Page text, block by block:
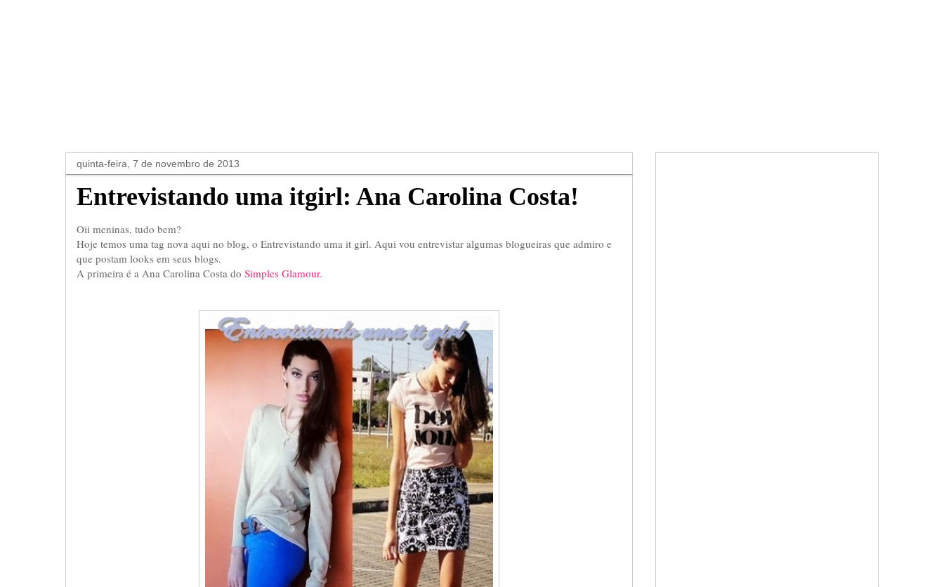
quinta-feira, 7 de novembro de 2013
Entrevistando uma itgirl: Ana Carolina Costa!
Oii meninas, tudo bem?
Hoje temos uma tag nova aqui no blog, o Entrevistando uma it girl. Aqui vou entrevistar algumas blogueiras que admiro e
que postam looks em seus blogs.
A primeira é a Ana Carolina Costa do Simples Glamour.